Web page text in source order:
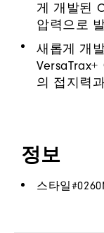
게 개발된
압력으로
새롭게 개
의 접지력
정보
스타일#